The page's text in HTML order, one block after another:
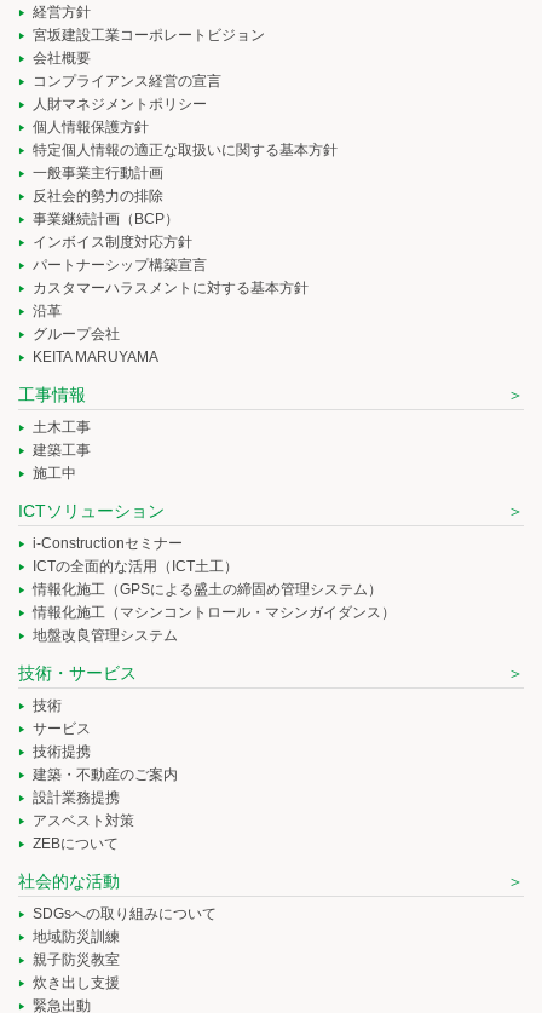
経営方針
宮坂建設工業コーポレートビジョン
会社概要
コンプライアンス経営の宣言
人財マネジメントポリシー
個人情報保護方針
特定個人情報の適正な取扱いに関する基本方針
一般事業主行動計画
反社会的勢力の排除
事業継続計画（BCP）
インボイス制度対応方針
パートナーシップ構築宣言
カスタマーハラスメントに対する基本方針
沿革
グループ会社
KEITA MARUYAMA
工事情報
土木工事
建築工事
施工中
ICTソリューション
i-Constructionセミナー
ICTの全面的な活用（ICT土工）
情報化施工（GPSによる盛土の締固め管理システム）
情報化施工（マシンコントロール・マシンガイダンス）
地盤改良管理システム
技術・サービス
技術
サービス
技術提携
建築・不動産のご案内
設計業務提携
アスベスト対策
ZEBについて
社会的な活動
SDGsへの取り組みについて
地域防災訓練
親子防災教室
炊き出し支援
緊急出動